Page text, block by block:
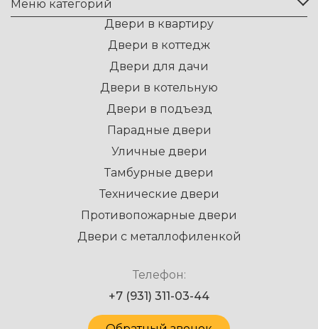
Меню категорий
Двери в квартиру
Двери в коттедж
Двери для дачи
Двери в котельную
Двери в подъезд
Парадные двери
Уличные двери
Тамбурные двери
Технические двери
Противопожарные двери
Двери с металлофиленкой
Телефон:
+7 (931) 311-03-44